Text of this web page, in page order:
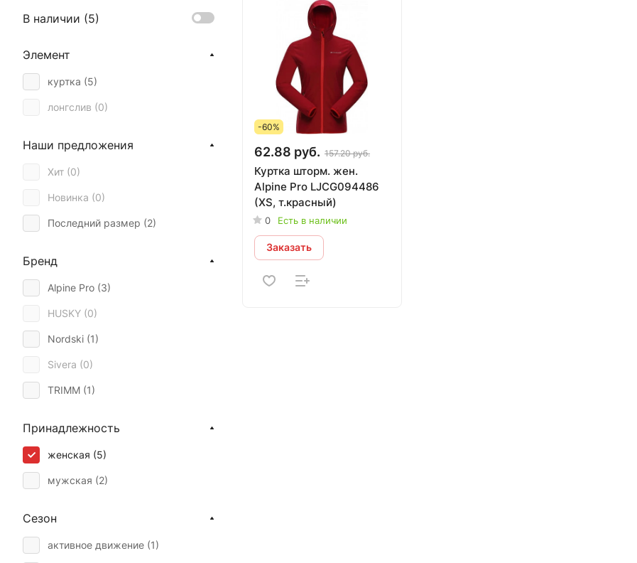
-60%
62.88 руб. 157.20 руб.
Куртка шторм. жен.
Alpine Pro LJCG094486
(XS, т.красный)
0 Есть в наличии
Заказать
В наличии (5)
Элемент
куртка (5)
лонгслив (0)
Наши предложения
Хит (0)
Новинка (0)
Последний размер (2)
Бренд
Alpine Pro (3)
HUSKY (0)
Nordski (1)
Sivera (0)
TRIMM (1)
Принадлежность
женская (5)
мужская (2)
Сезон
активное движение (1)